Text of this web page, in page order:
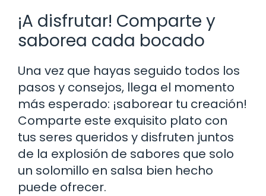
¡A disfrutar! Comparte y
saborea cada bocado
Una vez que hayas seguido todos los
pasos y consejos, llega el momento
más esperado: ¡saborear tu creación!
Comparte este exquisito plato con
tus seres queridos y disfruten juntos
de la explosión de sabores que solo
un solomillo en salsa bien hecho
puede ofrecer.